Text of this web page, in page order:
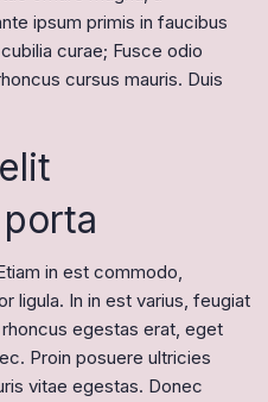
ipsum primis in faucibus
curae; Fusce odio
cursus mauris. Duis
in est commodo,
ligula. In in est varius, feugiat
egestas erat, eget
Proin posuere ultricies
vitae egestas. Donec